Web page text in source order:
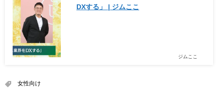
DXする」 | ジムここ
ジムここ
女性向け